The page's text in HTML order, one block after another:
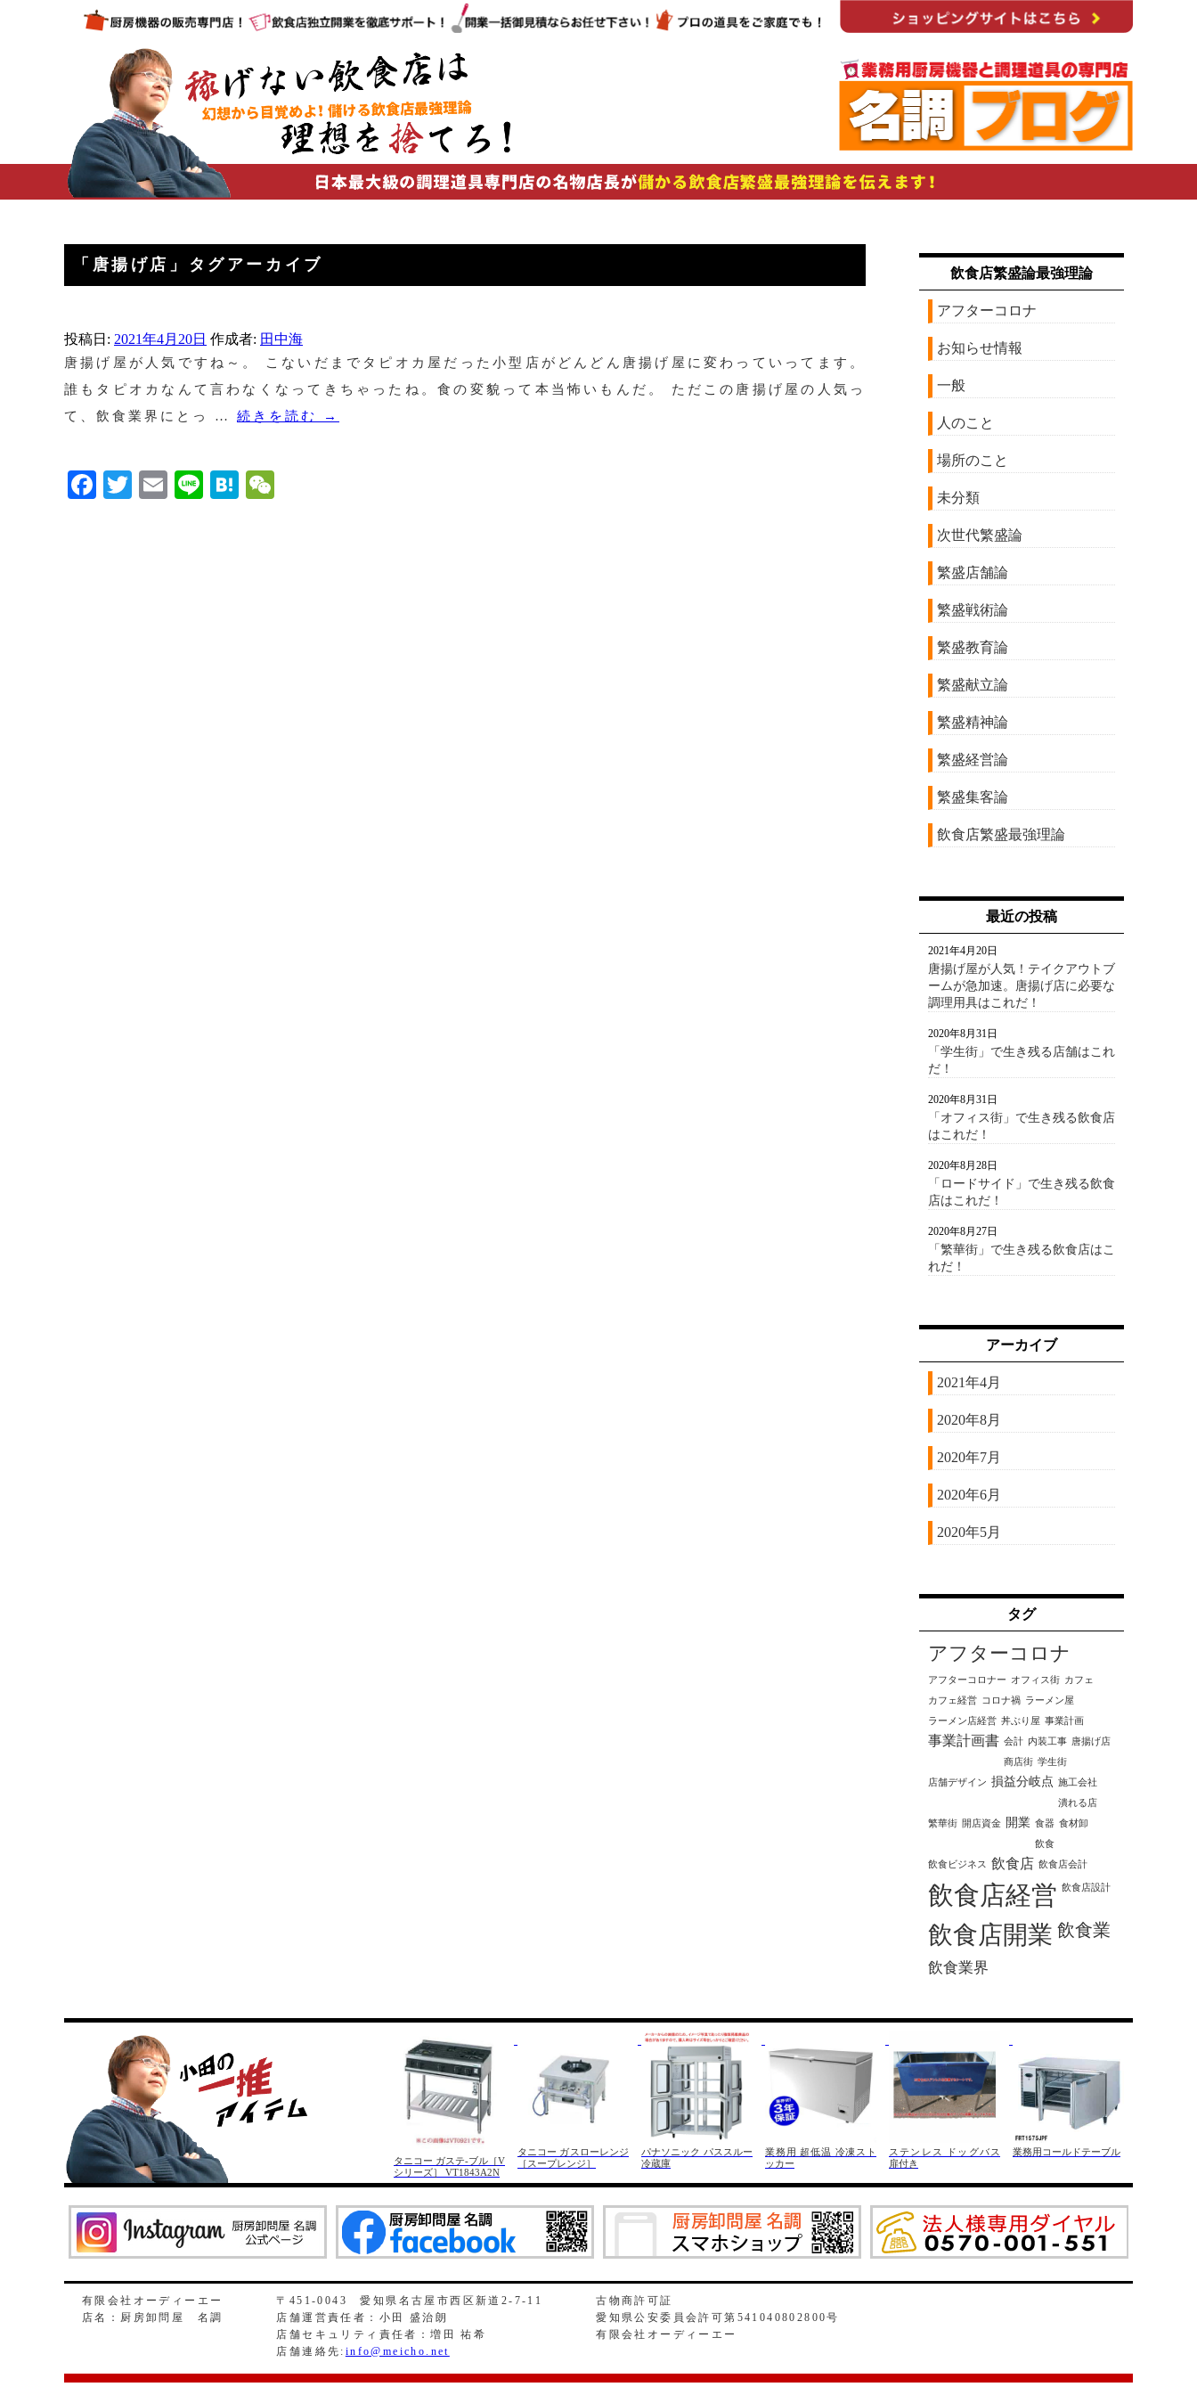
「 唐揚げ店 」タグアーカイブ
投稿日: 2021年4月20日 作成者: 田中海
唐揚げ屋が人気ですね～。 こないだまでタピオカ屋だった小型店がどんどん唐揚げ屋に変わっていってます。
誰もタピオカなんて言わなくなってきちゃったね。食の変貌って本当怖いもんだ。 ただこの唐揚げ屋の人気っ
て、飲食業界にとっ … 続きを読む →
Facebook
TwitterEmailLineHatena
飲食店繁盛論最強理論
アフターコロナ
お知らせ情報
一般
人のこと
場所のこと
未分類
次世代繁盛論
繁盛店舗論
繁盛戦術論
繁盛教育論
繁盛献立論
繁盛精神論
繁盛経営論
繁盛集客論
飲食店繁盛最強理論
最近の投稿
唐揚げ屋が人気！テイクアウトブ
ームが急加速。唐揚げ店に必要な
調理用具はこれだ！
2021年4月20日
「学生街」で生き残る店舗はこれ
だ！
2020年8月31日
「オフィス街」で生き残る飲食店
はこれだ！
2020年8月31日
「ロードサイド」で生き残る飲食
店はこれだ！
2020年8月28日
「繁華街」で生き残る飲食店はこ
れだ！
2020年8月27日
アーカイブ
2021年4月
2020年8月
2020年7月
2020年6月
2020年5月
タグ
アフターコロナ
アフターコロナー オフィス街 カフェ
カフェ経営 コロナ禍 ラーメン屋
ラーメン店経営 丼ぶり屋 事業計画
事業計画書 会計 内装工事 唐揚げ店
商店街 学生街
店舗デザイン 損益分岐点 施工会社
潰れる店
繁華街 開店資金 開業 食器 食材卸
飲食
飲食ビジネス 飲食店 飲食店会計
飲食店経営 飲食店設計
飲食店開業 飲食業
飲食業界
タニコー ガステ-ブル［V
シリーズ］ VT1843A2N
タニコー ガスローレンジ
［スープレンジ］
パナソニック パススルー
冷蔵庫
業務用 超低温 冷凍スト
ッカー
ステンレス ドッグバス
扉付き
業務用コールドテーブル
有限会社オーディーエー
店名：厨房卸問屋 名調
〒451-0043 愛知県名古屋市西区新道2-7-11
店舗運営責任者：小田 盛治朗
店舗セキュリティ責任者：増田 祐希
店舗連絡先: info@meicho.net
古物商許可証
愛知県公安委員会許可第541040802800号
有限会社オーディーエー